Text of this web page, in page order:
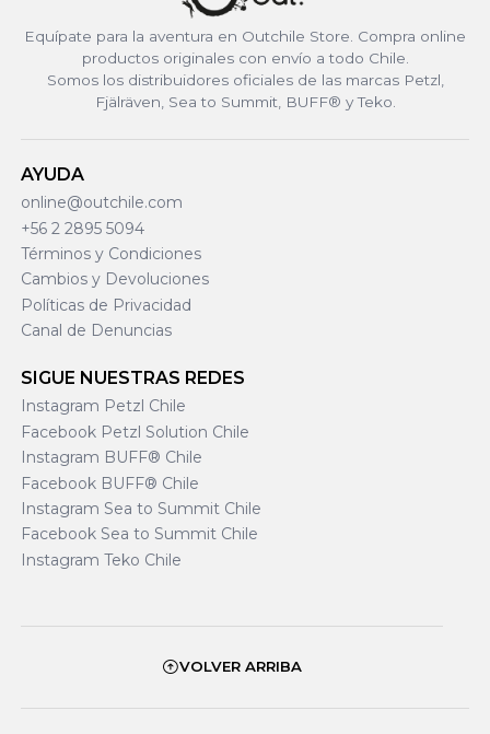
Equípate para la aventura en Outchile Store. Compra online
productos originales con envío a todo Chile.
Somos los distribuidores oficiales de las marcas Petzl,
Fjälräven, Sea to Summit, BUFF® y Teko.
AYUDA
online@outchile.com
+56 2 2895 5094
Términos y Condiciones
Cambios y Devoluciones
Políticas de Privacidad
Canal de Denuncias
SIGUE NUESTRAS REDES
Instagram Petzl Chile
Facebook Petzl Solution Chile
Instagram BUFF® Chile
Facebook BUFF® Chile
Instagram Sea to Summit Chile
Facebook Sea to Summit Chile
Instagram Teko Chile
VOLVER ARRIBA